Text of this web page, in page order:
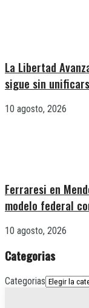
La Libertad
sigue sin
10 agosto, 2026
Ferraresi en
modelo federal
10 agosto, 2026
Categorias
Categorias